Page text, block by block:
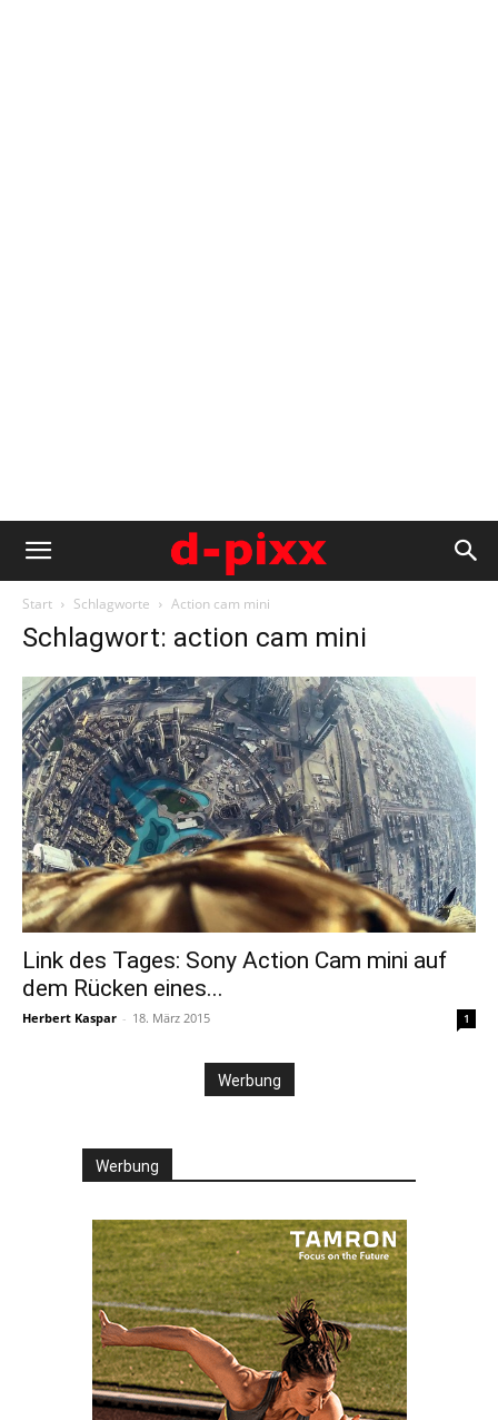
Start Schlagworte Action cam mini
Schlagwort: action cam mini
Link des Tages: Sony Action Cam mini auf
dem Rücken eines...
Herbert Kaspar - 18. März 2015 1
Werbung
Werbung